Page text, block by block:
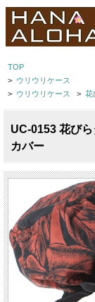
TOP
> ウリウリケース
> ウリウリケース > 花
UC-0153 花び
カバー